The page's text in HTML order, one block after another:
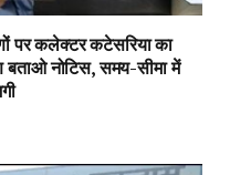
पर कलेक्टर कटेसरिया का
नोटिस, समय-सीमा में